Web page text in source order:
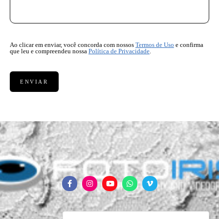
Ao clicar em enviar, você concorda com nossos Termos de Uso e confirma
que leu e compreendeu nossa Política de Privacidade.
ENVIAR